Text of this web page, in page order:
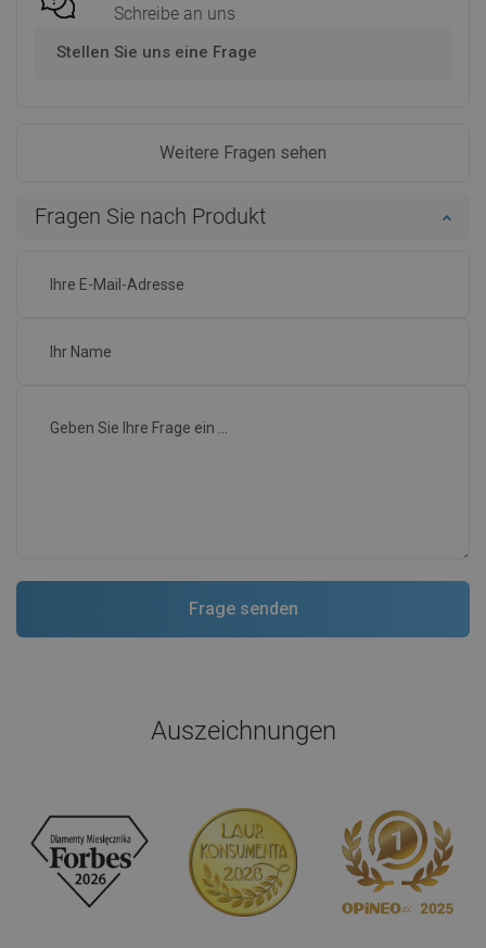
Schreibe an uns
Stellen Sie uns eine Frage
Weitere Fragen sehen
Fragen Sie nach Produkt
Auszeichnungen